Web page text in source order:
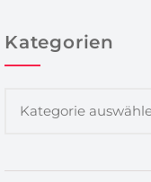
Kategorien